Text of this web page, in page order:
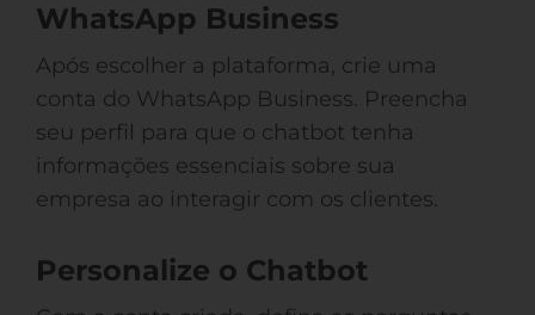
WhatsApp Business
Após escolher a plataforma, crie uma
conta do WhatsApp Business. Preencha
seu perfil para que o chatbot tenha
informações essenciais sobre sua
empresa ao interagir com os clientes.
Personalize o Chatbot